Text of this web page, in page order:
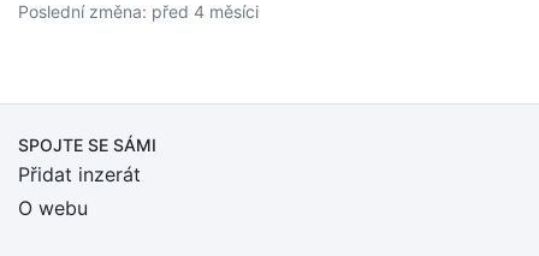
Poslední změna: před 4 měsíci
SPOJTE SE SÁMI
Přidat inzerát
O webu